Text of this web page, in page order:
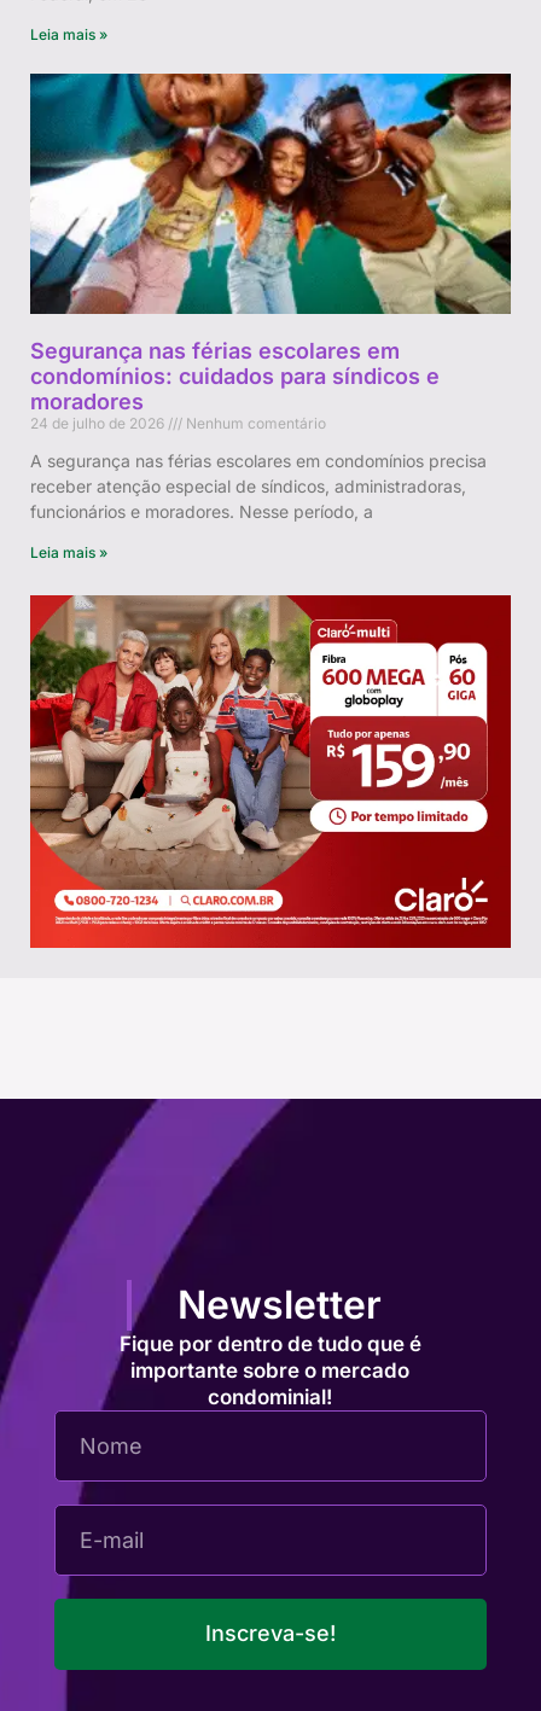
Leia mais »
Segurança nas férias escolares em
condomínios: cuidados para síndicos e
moradores
24 de julho de 2026 Nenhum comentário
A segurança nas férias escolares em condomínios precisa
receber atenção especial de síndicos, administradoras,
funcionários e moradores. Nesse período, a
Leia mais »
Newsletter
Fique por dentro de tudo que é
importante sobre o mercado
condominial!
Inscreva-se!